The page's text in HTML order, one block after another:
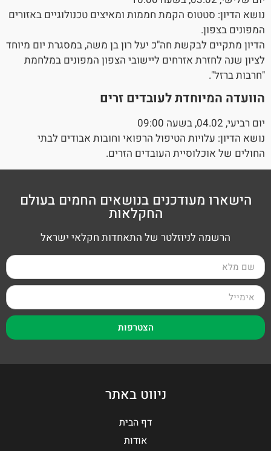
נושא הדיון: סטטוס הקמת חממות ומאיצים טכנולוגיים באזורים
המפונים בצפון.
הדיון מתקיים לבקשת חה"כ יעל רון בן משה, במסגרת יום מיוחד
לציון שנה לחזרת אזרחים ליישובי הצפון המפונים במלחמת
"חרבות ברזל".
הוועדה המיוחדת לעובדים זרים
יום רביעי, 04.02, בשעה 09:00
נושא הדיון: עלויות הטיפול הרפואי וחובות אבודים לבתי
החולים של אוכלוסיית העובדים הזרים.
הישארו מעודכנים בנושאים החמים בעולם
החקלאות
הרשמה לניוזלטר של התאחדות חקלאי ישראל
הצטרפות
ניווט באתר
דף הבית
אודות